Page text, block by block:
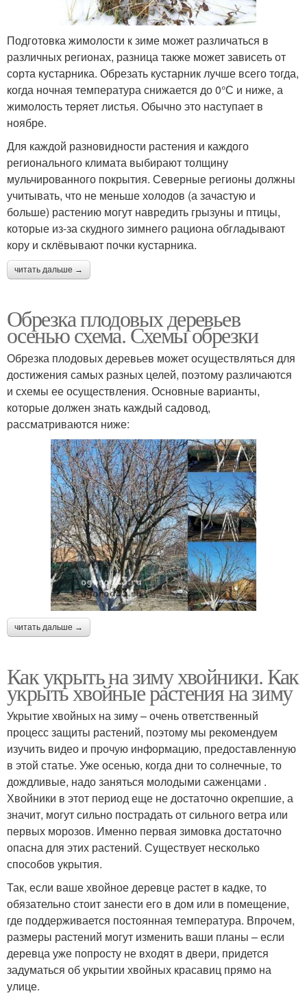
Подготовка жимолости к зиме может различаться в
различных регионах, разница также может зависеть от
сорта кустарника. Обрезать кустарник лучше всего тогда,
когда ночная температура снижается до 0°С и ниже, а
жимолость теряет листья. Обычно это наступает в
ноябре.
Для каждой разновидности растения и каждого
регионального климата выбирают толщину
мульчированного покрытия. Северные регионы должны
учитывать, что не меньше холодов (а зачастую и
больше) растению могут навредить грызуны и птицы,
которые из-за скудного зимнего рациона обгладывают
кору и склёвывают почки кустарника.
читать дальше →
Обрезка плодовых деревьев
осенью схема. Схемы обрезки
Обрезка плодовых деревьев может осуществляться для
достижения самых разных целей, поэтому различаются
и схемы ее осуществления. Основные варианты,
которые должен знать каждый садовод,
рассматриваются ниже:
читать дальше →
Как укрыть на зиму хвойники. Как
укрыть хвойные растения на зиму
Укрытие хвойных на зиму – очень ответственный
процесс защиты растений, поэтому мы рекомендуем
изучить видео и прочую информацию, предоставленную
в этой статье. Уже осенью, когда дни то солнечные, то
дождливые, надо заняться молодыми саженцами .
Хвойники в этот период еще не достаточно окрепшие, а
значит, могут сильно пострадать от сильного ветра или
первых морозов. Именно первая зимовка достаточно
опасна для этих растений. Существует несколько
способов укрытия.
Так, если ваше хвойное деревце растет в кадке, то
обязательно стоит занести его в дом или в помещение,
где поддерживается постоянная температура. Впрочем,
размеры растений могут изменить ваши планы – если
деревца уже попросту не входят в двери, придется
задуматься об укрытии хвойных красавиц прямо на
улице.